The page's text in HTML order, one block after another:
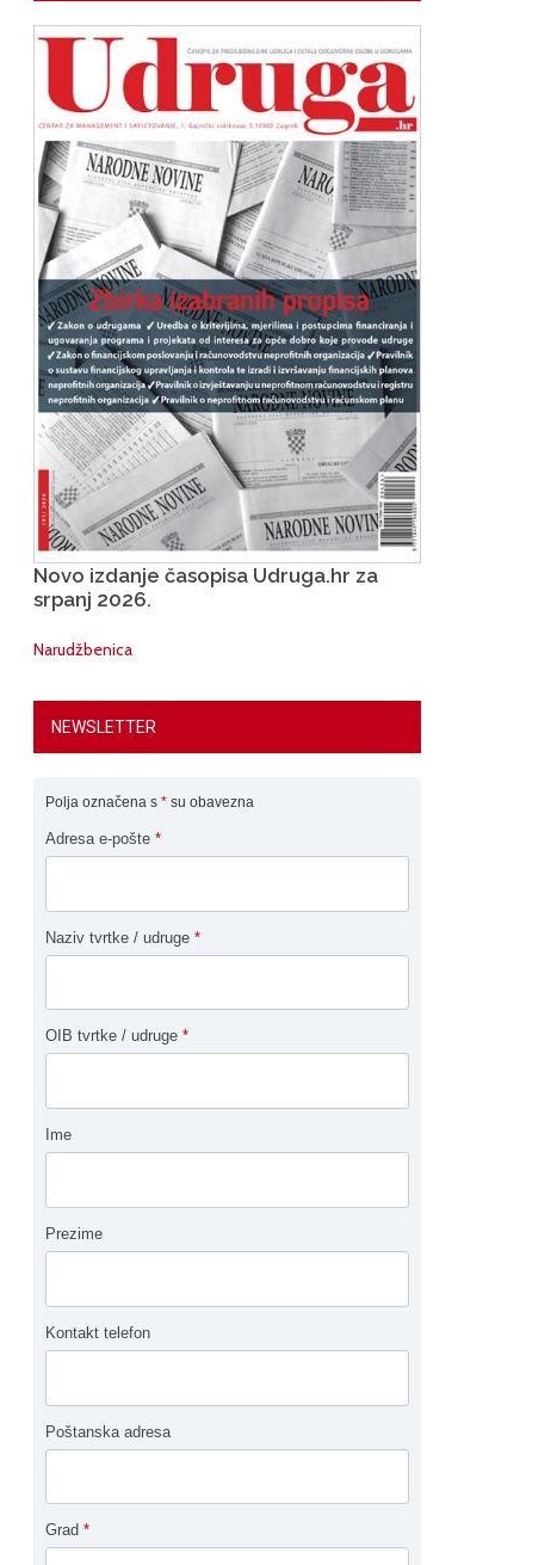
Novo izdanje časopisa Udruga.hr za
srpanj 2026.
Narudžbenica
NEWSLETTER
Polja označena s * su obavezna
Adresa e-pošte *
Naziv tvrtke / udruge *
OIB tvrtke / udruge *
Ime
Prezime
Kontakt telefon
Poštanska adresa
Grad *